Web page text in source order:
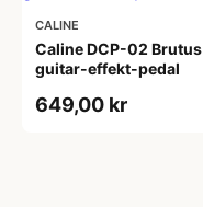
CALINE
Caline DCP-02 Brutus
guitar-effekt-pedal
649,00 kr